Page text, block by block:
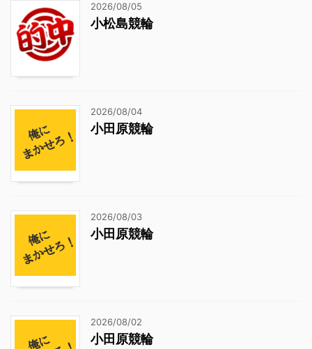
2026/08/05
小松島競輪
2026/08/04
小田原競輪
2026/08/03
小田原競輪
2026/08/02
小田原競輪